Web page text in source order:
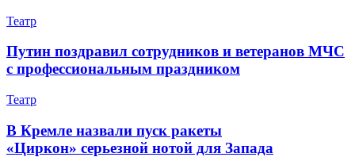
Театр
Путин поздравил сотрудников и ветеранов МЧС
с профессиональным праздником
Театр
В Кремле назвали пуск ракеты
«Циркон» серьезной нотой для Запада